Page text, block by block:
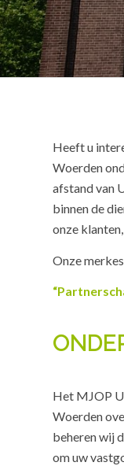
Heeft u
Woerden
afstand van
binnen de
onze
Onze
Het MJOP
Woerden
beheren wij
om uw